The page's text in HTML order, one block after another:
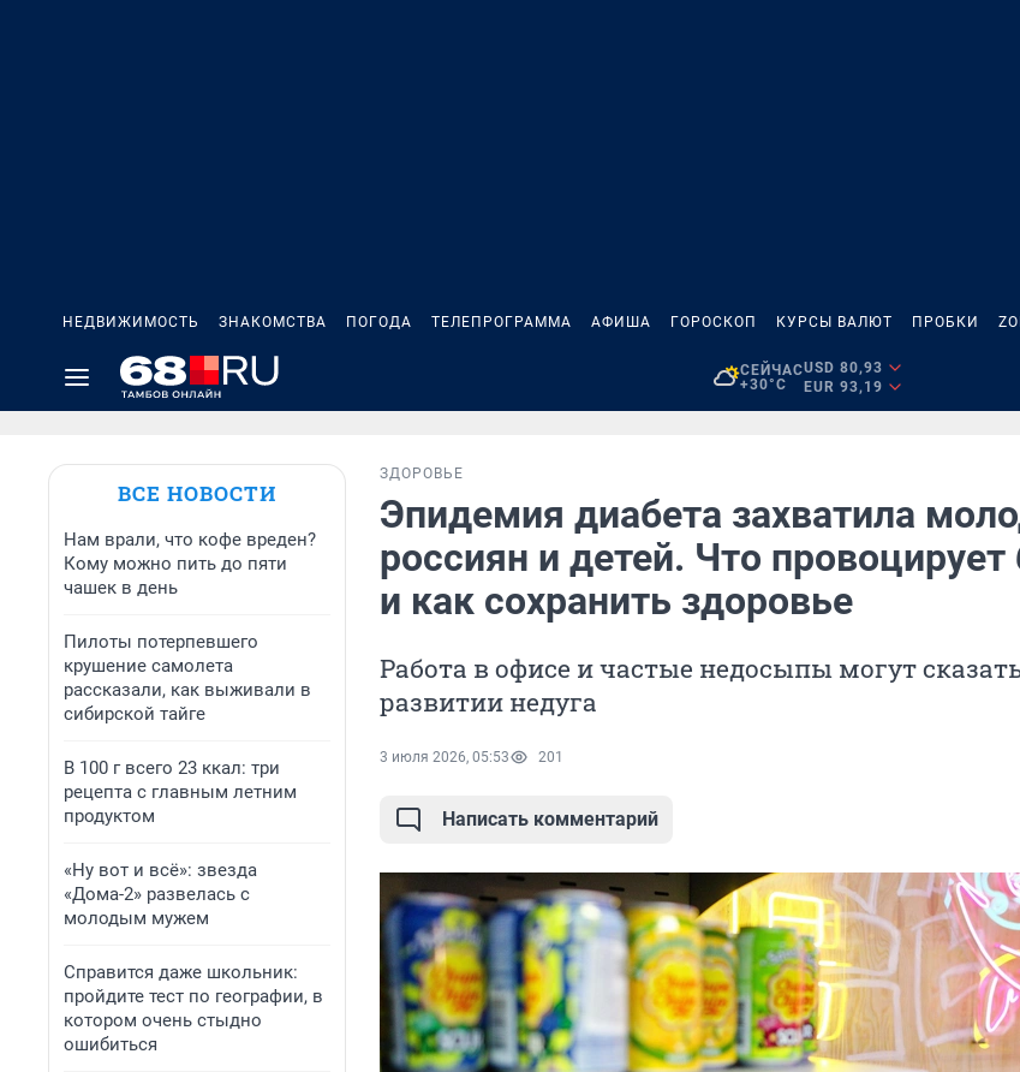
НЕДВИЖИМОСТЬ ЗНАКОМСТВА ПОГОДА ТЕЛЕПРОГРАММА АФИША ГОРОСКОП КУРСЫ ВАЛЮТ ПРОБКИ
СЕЙЧАС
+30°C
USD 80,93
EUR 93,19
ВСЕ НОВОСТИ
Нам врали, что кофе вреден?
Кому можно пить до пяти
чашек в день
Пилоты потерпевшего
крушение самолета
рассказали, как выживали в
сибирской тайге
В 100 г всего 23 ккал: три
рецепта с главным летним
продуктом
«Ну вот и всё»: звезда
«Дома-2» развелась с
молодым мужем
Справится даже школьник:
пройдите тест по географии, в
котором очень стыдно
ошибиться
ЗДОРОВЬЕ
Эпидемия диабета захватила
россиян и детей. Что провоцирует
и как сохранить здоровье
Работа в офисе и частые недосыпы могут
развитии недуга
3 июля 2026, 05:53 201
Написать комментарий